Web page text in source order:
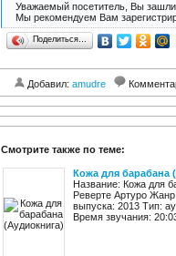
Уважаемый посетитель, Вы зашли
Мы рекомендуем Вам
Поделиться…
Добавил: amudre
Смотрите также по теме:
Кожа для барабана
Название: Кожа для
Реверте Артуро
выпуска: 2013 Тип:
Время звучания: